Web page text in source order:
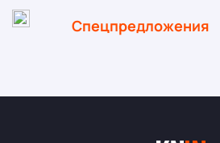
Спецпредложения